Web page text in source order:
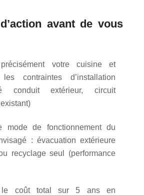
avant de vous
votre cuisine et
contraintes d’installation
conduit extérieur, circuit
mode de fonctionnement du
: évacuation extérieure
recyclage seul (performance
le coût total sur 5 ans en